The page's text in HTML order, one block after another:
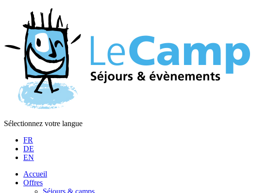
Sélectionnez votre langue
FR
DE
EN
Accueil
Offres
Séjours & camps